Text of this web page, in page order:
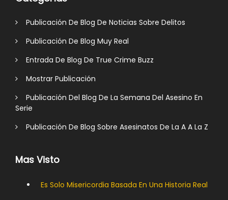
Publicación De Blog De Noticias Sobre Delitos
Publicación De Blog Muy Real
Entrada De Blog De True Crime Buzz
Mostrar Publicación
Publicación Del Blog De La Semana Del Asesino En
Serie
Publicación De Blog Sobre Asesinatos De La A A La Z
Mas Visto
Es Solo Misericordia Basada En Una Historia Real